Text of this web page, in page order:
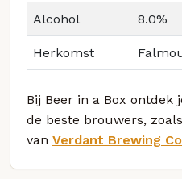
Alcohol 8.0%
Herkomst
Bij Beer in a Box ontdek
de beste brouwers,
van Verdant Brewing Co